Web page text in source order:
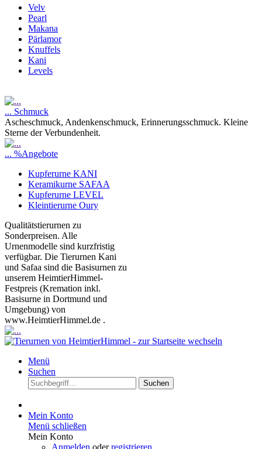
Velv
Pearl
Makana
Pärlamor
Knuffels
Kani
Levels
... Schmuck
Ascheschmuck, Andenkenschmuck, Erinnerungsschmuck. Kleine
Sterne der Verbundenheit.
... %Angebote
Kupferurne KANI
Keramikurne SAFAA
Kupferurne LEVEL
Kleintierurne Oury
Qualitätstierurnen zu
Sonderpreisen. Alle
Urnenmodelle sind kurzfristig
verfügbar. Die Tierurnen Kani
und Safaa sind die Basisurnen zu
unserem HeimtierHimmel-
Festpreis (Kremation inkl.
Basisurne in Dortmund und
Umgebung) von
www.HeimtierHimmel.de .
Menü
Suchen
Suchen
Mein Konto
Menü schließen
Mein Konto
Anmelden oderregistrieren